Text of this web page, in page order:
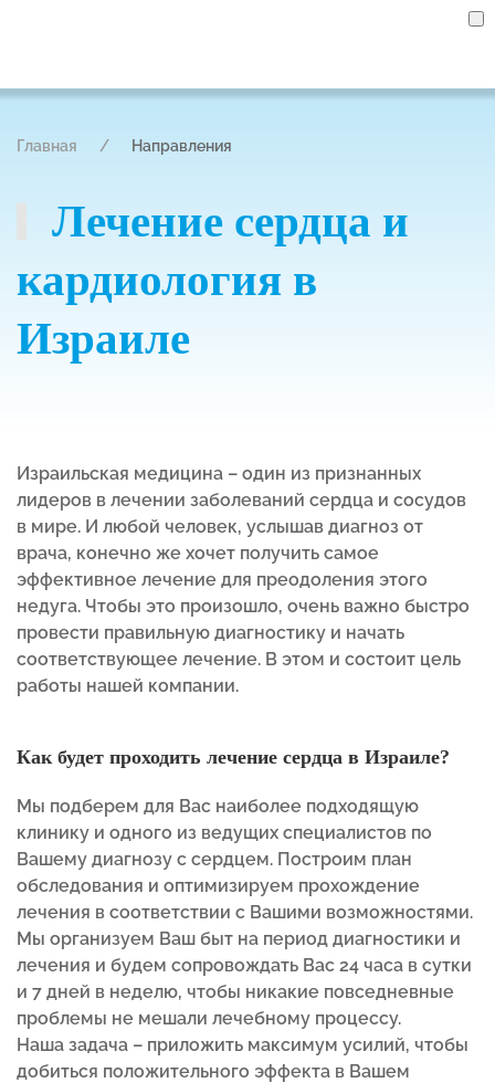
Главная Направления
Лечение сердца и
кардиология в
Израиле
Израильская медицина – один из признанных
лидеров в лечении заболеваний сердца и сосудов
в мире. И любой человек, услышав диагноз от
врача, конечно же хочет получить самое
эффективное лечение для преодоления этого
недуга. Чтобы это произошло, очень важно быстро
провести правильную диагностику и начать
соответствующее лечение. В этом и состоит цель
работы нашей компании.
Как будет проходить лечение сердца в Израиле?
Мы подберем для Вас наиболее подходящую
клинику и одного из ведущих специалистов по
Вашему диагнозу с сердцем. Построим план
обследования и оптимизируем прохождение
лечения в соответствии с Вашими возможностями.
Мы организуем Ваш быт на период диагностики и
лечения и будем сопровождать Вас 24 часа в сутки
и 7 дней в неделю, чтобы никакие повседневные
проблемы не мешали лечебному процессу.
Наша задача – приложить максимум усилий, чтобы
добиться положительного эффекта в Вашем